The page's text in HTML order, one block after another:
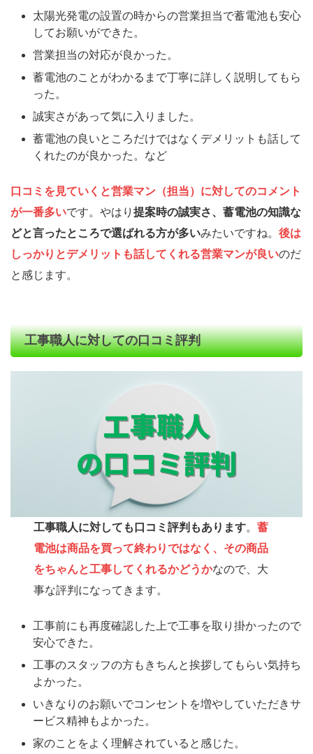
太陽光発電の設置の時からの営業担当で蓄電池も安心
してお願いができた。
営業担当の対応が良かった。
蓄電池のことがわかるまで丁寧に詳しく説明してもら
った。
誠実さがあって気に入りました。
蓄電池の良いところだけではなくデメリットも話して
くれたのが良かった。など
口コミを見ていくと営業マン（担当）に対してのコメント
が一番多いです。やはり 提案時の誠実さ、蓄電池の知識な
どと言ったところで選ばれる方が多いみたいですね。 後は
しっかりとデメリットも話してくれる営業マンが良いのだ
と感じます。
工事職人に対しての口コミ評判
工事職人に対しても口コミ評判もあります。蓄
電池は商品を買って終わりではなく、その商品
をちゃんと工事してくれるかどうかなので、大
事な評判になってきます。
工事前にも再度確認した上で工事を取り掛かったので
安心できた。
工事のスタッフの方もきちんと挨拶してもらい気持ち
よかった。
いきなりのお願いでコンセントを増やしていただきサ
ービス精神もよかった。
家のことをよく理解されていると感じた。